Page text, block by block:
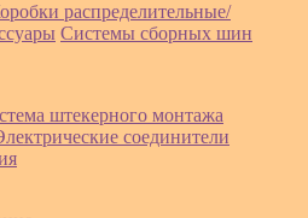
распределительные/
Системы сборных шин
штекерного монтажа
соединители